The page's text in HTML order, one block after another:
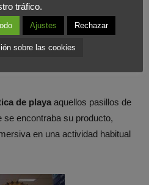
de playa aquellos pasillos de
encontraba su producto,
en una actividad habitual
tráfico.
Ajustes Rechazar
sobre las cookies